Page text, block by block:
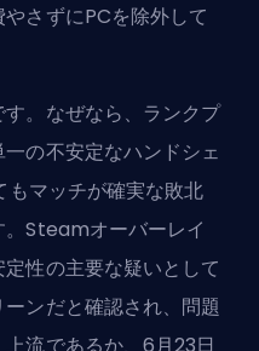
さずにPCを除外して
。なぜなら、ランクプ
の不安定なハンドシェ
マッチが確実な敗北
Steamオーバーレイ
性の主要な疑いとして
ンだと確認され、問題
流であるか、6月23日